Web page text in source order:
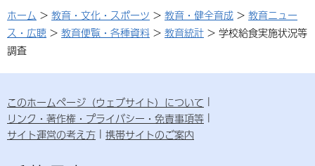
ホーム > 教育・文化・スポーツ > 教育・健全育成 > 教育ニュー
ス・広聴 > 教育便覧・各種資料 > 教育統計 > 学校給食実施状況等
調査
このホームページ（ウェブサイト）について
リンク・著作権・プライバシー・免責事項等
サイト運営の考え方
携帯サイトのご案内